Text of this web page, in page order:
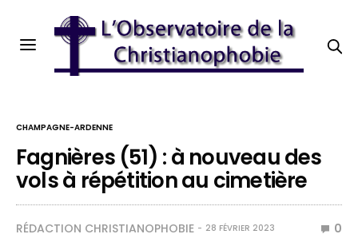
CHAMPAGNE-ARDENNE
Fagnières (51) : à nouveau des
vols à répétition au cimetière
RÉDACTION CHRISTIANOPHOBIE 28 FÉVRIER 2023 0